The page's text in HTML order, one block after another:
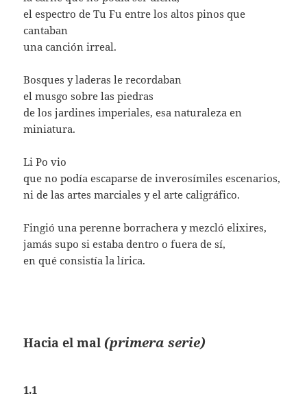
el espectro de Tu Fu entre los altos pinos que
cantaban
una canción irreal.
Bosques y laderas le recordaban
el musgo sobre las piedras
de los jardines imperiales, esa naturaleza en
miniatura.
Li Po vio
que no podía escaparse de inverosímiles escenarios,
ni de las artes marciales y el arte caligráfico.
Fingió una perenne borrachera y mezcló elixires,
jamás supo si estaba dentro o fuera de sí,
en qué consistía la lírica.
Hacia el mal(primera serie)
1.1